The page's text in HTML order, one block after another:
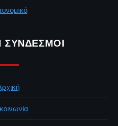
ΣΎΝΔΕΣΜΟΙ